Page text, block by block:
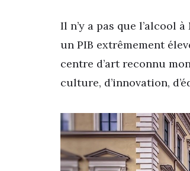
Il n’y a pas que l’alcool
un PIB extrêmement
centre d’art reconnu
culture, d’innovation,